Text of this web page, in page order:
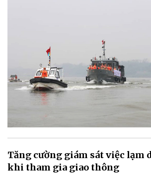
Tăng cường giám sát việc lạm
khi tham gia giao thông